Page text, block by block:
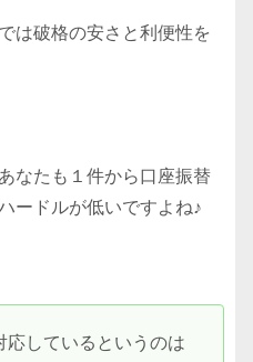
は破格の安さと利便性を
なたも１件から口座振替
ードルが低いですよね♪
応しているというのは